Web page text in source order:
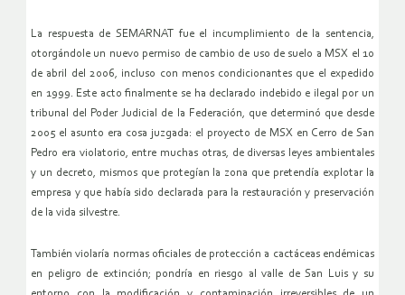
La respuesta de SEMARNAT fue el incumplimiento de la sentencia,
otorgándole un nuevo permiso de cambio de uso de suelo a MSX el 10
de abril del 2006, incluso con menos condicionantes que el expedido
en 1999. Este acto finalmente se ha declarado indebido e ilegal por un
tribunal del Poder Judicial de la Federación, que determinó que desde
2005 el asunto era cosa juzgada: el proyecto de MSX en Cerro de San
Pedro era violatorio, entre muchas otras, de diversas leyes ambientales
y un decreto, mismos que protegían la zona que pretendía explotar la
empresa y que había sido declarada para la restauración y preservación
de la vida silvestre.
También violaría normas oficiales de protección a cactáceas endémicas
en peligro de extinción; pondría en riesgo al valle de San Luis y su